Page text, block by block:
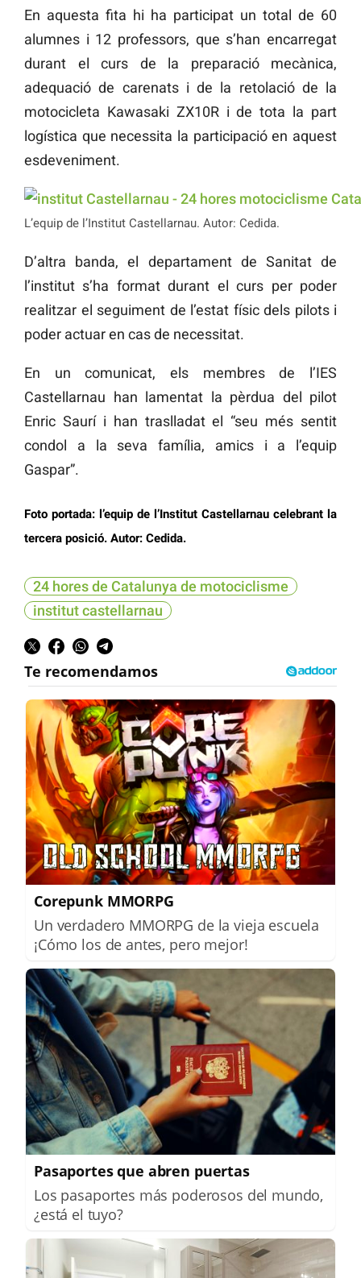
En aquesta fita hi ha participat un total de 60
alumnes i 12 professors, que s’han encarregat
durant el curs de la preparació mecànica,
adequació de carenats i de la retolació de la
motocicleta Kawasaki ZX10R i de tota la part
logística que necessita la participació en aquest
esdeveniment.
L’equip de l’Institut Castellarnau. Autor: Cedida.
D’altra banda, el departament de Sanitat de
l’institut s’ha format durant el curs per poder
realitzar el seguiment de l’estat físic dels pilots i
poder actuar en cas de necessitat.
En un comunicat, els membres de l’IES
Castellarnau han lamentat la pèrdua del pilot
Enric Saurí i han traslladat el “seu més sentit
condol a la seva família, amics i a l’equip
Gaspar”.
Foto portada: l’equip de l’Institut Castellarnau celebrant la
tercera posició. Autor: Cedida.
24 hores de Catalunya de motociclisme
institut castellarnau
Corepunk MMORPG
Un verdadero MMORPG de la vieja escuela
¡Cómo los de antes, pero mejor!
Pasaportes que abren puertas
Los pasaportes más poderosos del mundo,
¿está el tuyo?